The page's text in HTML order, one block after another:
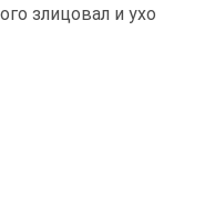
злицовал и ухо